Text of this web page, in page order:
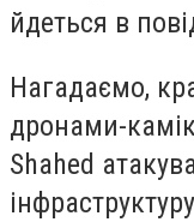
йдеться в
Нагадаємо,
дронами-
Shahed